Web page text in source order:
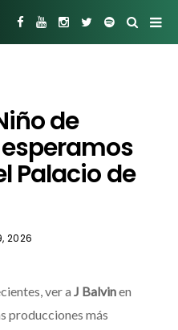
de
Palacio de
2026
ver a J Balvinen
producciones más